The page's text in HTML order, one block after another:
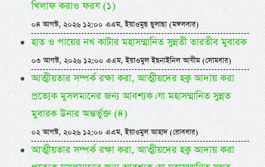
খিলাফ করাও ফরয (১)
০৪ আগস্ট, ২০২৬ ১২:০০ এএম, ইয়াওমুছ ছুলাছা (মঙ্গলবার)
হাত ও পায়ের নখ কাটার মহাসম্মানিত সুন্নতী তারতীব মুবারক
০৩ আগস্ট, ২০২৬ ১২:০০ এএম, ইয়াওমুল ইছনাইনিল আযীম (সোমবার)
আত্মীয়তার সম্পর্ক রক্ষা করা, আত্মীয়দের হক্ব আদায় করা
প্রত্যেক মুসলমানের জন্য আবশ্যক। যা মহাসম্মানিত সুন্নত
মুবারক উনার অন্তর্ভুক্ত (৪)
০২ আগস্ট, ২০২৬ ১২:০০ এএম, ইয়াওমুল আহাদ (রোববার)
আত্মীয়তার সম্পর্ক রক্ষা করা, আত্মীয়দের হক্ব আদায় করা